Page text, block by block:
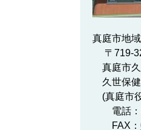
真庭市地
〒719-
真庭市
久世保健
(真庭市
電話：
FAX：